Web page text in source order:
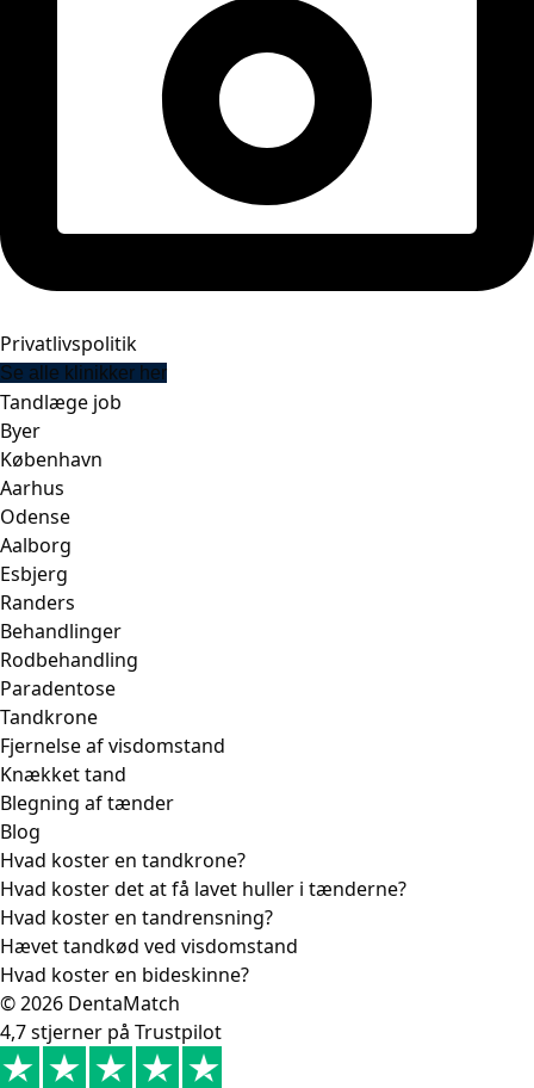
Privatlivspolitik
Se alle klinikker her
Tandlæge job
Byer
København
Aarhus
Odense
Aalborg
Esbjerg
Randers
Behandlinger
Rodbehandling
Paradentose
Tandkrone
Fjernelse af visdomstand
Knækket tand
Blegning af tænder
Blog
Hvad koster en tandkrone?
Hvad koster det at få lavet huller i tænderne?
Hvad koster en tandrensning?
Hævet tandkød ved visdomstand
Hvad koster en bideskinne?
© 2026 DentaMatch
4,7 stjerner på Trustpilot